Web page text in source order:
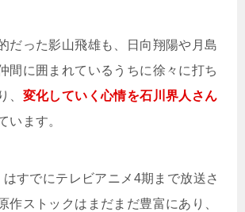
だった影山飛雄も、日向翔陽や月島
間に囲まれているうちに徐々に打ち
、 変化していく心情を石川界人さん
います。
はすでにテレビアニメ4期まで放送さ
作ストックはまだまだ豊富にあり、